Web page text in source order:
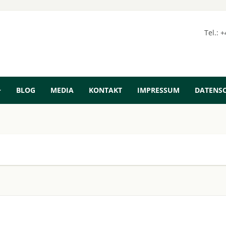
Tel.:
BLOG MEDIA KONTAKT IMPRESSUM